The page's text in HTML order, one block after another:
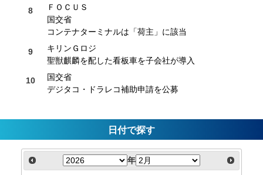
ＦＯＣＵＳ
国交省
コンテナターミナルは「荷主」に該当
キリンＧロジ
聖獣麒麟を配した看板車を子会社が導入
国交省
デジタコ・ドラレコ補助申請を公募
日付で探す
年